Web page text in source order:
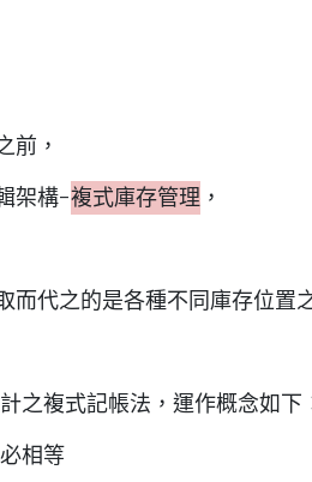
前，
架構-複式庫存管理 ，
代之的是各種不同庫存位置
之複式記帳法，運作概念如下
相等